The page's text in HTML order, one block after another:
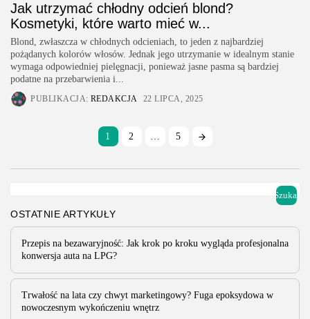
Jak utrzymać chłodny odcień blond?
Kosmetyki, które warto mieć w...
Blond, zwłaszcza w chłodnych odcieniach, to jeden z najbardziej
pożądanych kolorów włosów. Jednak jego utrzymanie w idealnym stanie
wymaga odpowiedniej pielęgnacji, ponieważ jasne pasma są bardziej
podatne na przebarwienia i...
PUBLIKACJA: REDAKCJA 22 LIPCA, 2025
1 2 5
Szukaj
OSTATNIE ARTYKUŁY
Przepis na bezawaryjność: Jak krok po kroku wygląda profesjonalna
konwersja auta na LPG?
Trwałość na lata czy chwyt marketingowy? Fuga epoksydowa w
nowoczesnym wykończeniu wnętrz